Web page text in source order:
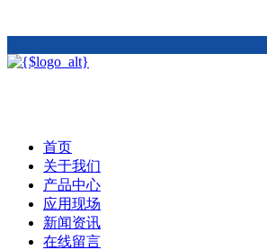
首页
关于我们
产品中心
应用现场
新闻资讯
在线留言